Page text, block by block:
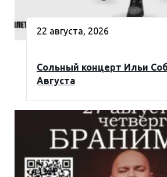
22 августа, 2026
Сольный концерт Ильи
Августа